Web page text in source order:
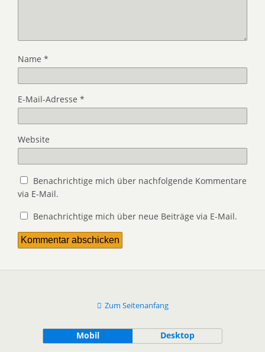
Name *
E-Mail-Adresse *
Website
Benachrichtige mich über nachfolgende Kommentare
via E-Mail.
Benachrichtige mich über neue Beiträge via E-Mail.
Zum Seitenanfang
Mobil Desktop